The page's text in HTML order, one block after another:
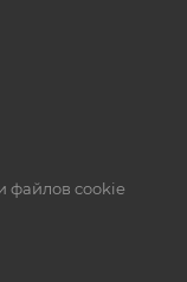
файлов cookie